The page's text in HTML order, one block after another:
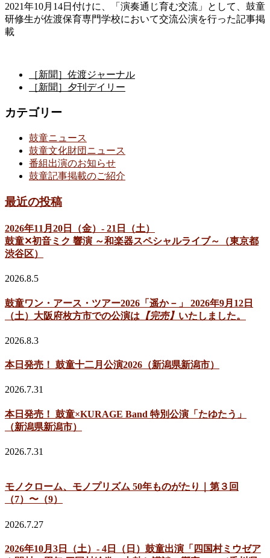
2021年10月14日付けに、「演奏通じ育む交流」として、鼓童
研修生が佐渡保育専門学校において交流公演を行った記事掲
載
［新聞］佐渡ジャーナル
［新聞］夕刊デイリー
カテゴリー
鼓童ニュース
鼓童文化財団ニュース
番組出演のお知らせ
鼓童記事掲載のご紹介
最近の投稿
2026年11月20日（金）- 21日（土）
鼓童✕初音ミク 響演 ～和楽器スペシャルライブ～（東京都
渋谷区）
2026.8.5
鼓童ワン・アース・ツアー2026「遥か－」 2026年9月12日
（土）大阪府枚方市での公演は 【完売】 いたしました。
2026.8.3
本日発売！ 鼓童十二月公演2026（新潟県新潟市）
2026.7.31
本日発売！ 鼓童×KURAGE Band 特別公演「たゆたう」
（新潟県新潟市）
2026.7.31
モノクローム、モノプリズム 50年ものがたり｜第３回
（7）〜（9）
2026.7.27
2026年10月3日（土）- 4日（日）鼓童出演「四国村ミウゼア